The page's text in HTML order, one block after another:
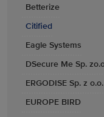
Betterize
Citified
Eagle Systems
DSecure Me Sp.
ERGODISE Sp. z o.o.
EUROPE BIRD